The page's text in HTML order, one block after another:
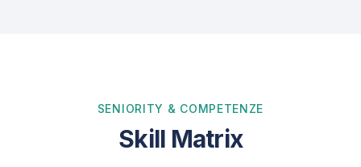
SENIORITY & COMPETENZE
Skill Matrix